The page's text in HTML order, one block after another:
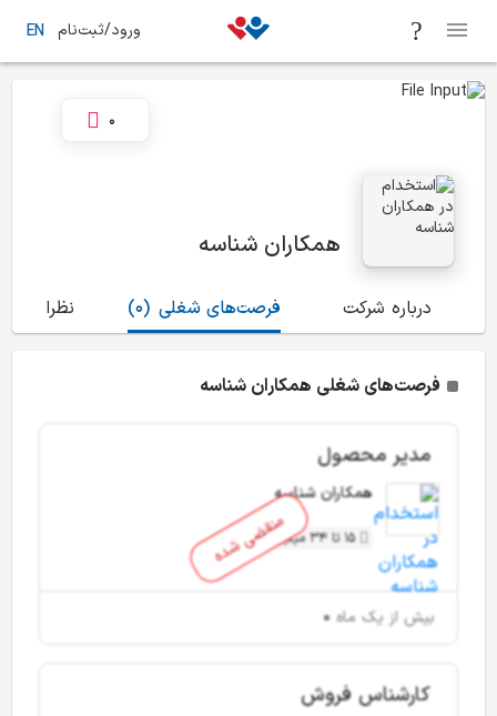
ورود/ثبت‌نام EN
همکاران شناسه
0
درباره شرکت (0) فرصت‌های شغلی نظرات
فرصت‌های شغلی همکاران شناسه
منقضی شده
مدیر محصول
همکاران شناسه
15 تا 34 میلیون تومان
بیش از یک ماه
کارشناس فروش